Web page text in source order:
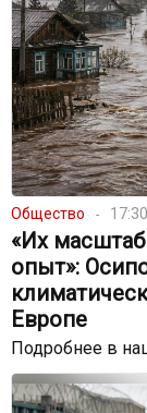
Общество
«Их
опыт»:
Европе
Подробнее в